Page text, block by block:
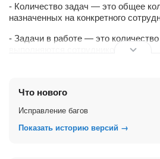
- Количество задач — это общее
назначенных на конкретного
- Задачи в работе — это
которых до крайнего срока
или которые уже просрочены. Это
Что нового
Исправление багов
Показать историю версий →